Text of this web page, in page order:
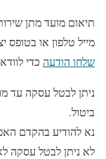
תיאום מועד מתן
מייל טלפון או בטופס
שלחו הודעה כדי
ניתן לבטל עסקה עד
ביטול.
נא להודיע בהקדם
לא ניתן לבטל עסקה